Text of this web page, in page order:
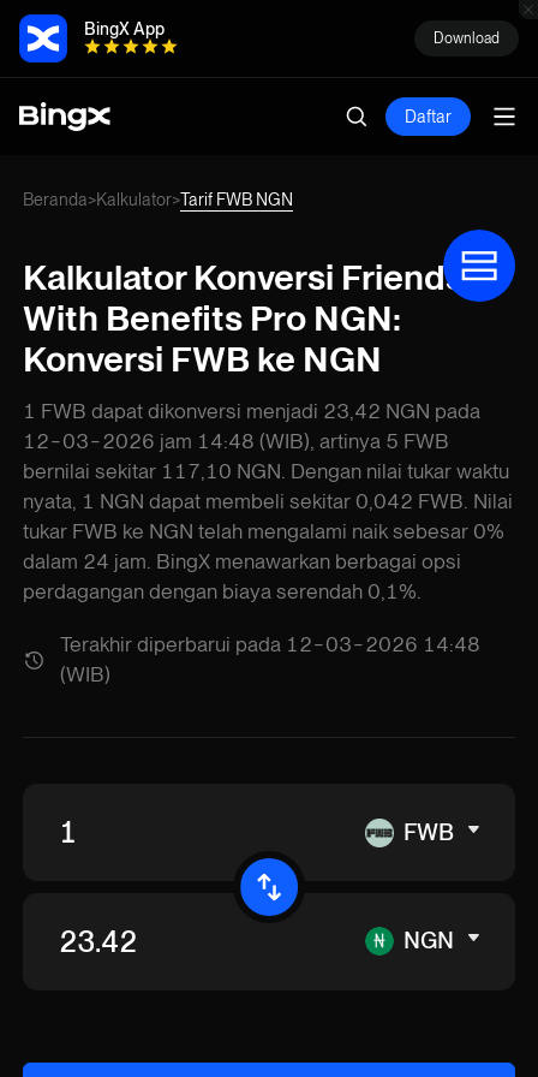
BingX App Download
Daftar
Beranda>Kalkulator>Tarif FWB NGN
Kalkulator Konversi Friends
With Benefits Pro NGN:
Konversi FWB ke NGN
1 FWB dapat dikonversi menjadi 23,42 NGN pada
12-03-2026 jam 14:48 (WIB), artinya 5 FWB
bernilai sekitar 117,10 NGN. Dengan nilai tukar waktu
nyata, 1 NGN dapat membeli sekitar 0,042 FWB. Nilai
tukar FWB ke NGN telah mengalami naik sebesar 0%
dalam 24 jam. BingX menawarkan berbagai opsi
perdagangan dengan biaya serendah 0,1%.
Terakhir diperbarui pada 12-03-2026 14:48
(WIB)
FWB
NGN